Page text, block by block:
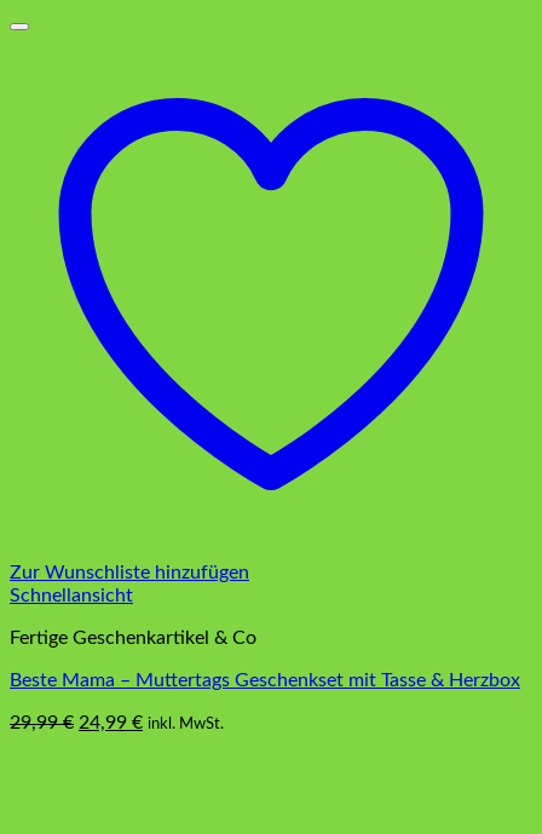
Zur Wunschliste hinzufügen
Schnellansicht
Fertige Geschenkartikel & Co
Beste Mama – Muttertags Geschenkset mit Tasse & Herzbox
29,99€ Ursprünglicher
24,99 €Aktueller
inkl. MwSt.